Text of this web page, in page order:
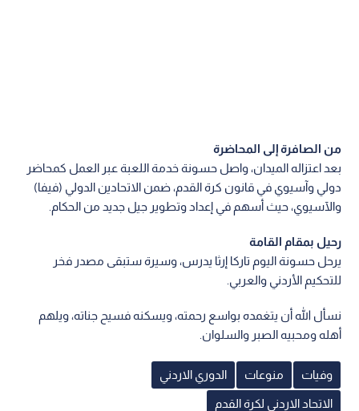
من الصافرة إلى المحاضرة
بعد اعتزاله الميدان، واصل حسونة خدمة اللعبة عبر العمل كمحاضر
دولي وآسيوي في قانون كرة القدم، ضمن الاتحادين الدولي (فيفا)
والآسيوي، حيث أسهم في إعداد وتطوير جيل جديد من الحكام.
رحيل بمقام القامة
يرحل حسونة اليوم تاركا إرثا يدرس، وسيرة ستبقى مصدر فخر
للتحكيم الأردني والعربي.
نسأل الله أن يتغمده بواسع رحمته، ويسكنه فسيح جناته، ويلهم
أهله ومحبيه الصبر والسلوان.
وفيات منوعات الدوري الاردني
الاتحاد الاردني لكرة القدم